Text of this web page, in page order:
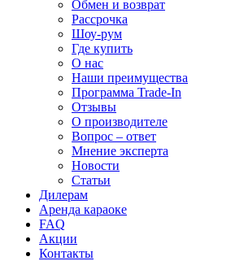
Обмен и возврат
Рассрочка
Шоу-рум
Где купить
О нас
Наши преимущества
Программа Trade-In
Отзывы
О производителе
Вопрос – ответ
Мнение эксперта
Новости
Статьи
Дилерам
Аренда караоке
FAQ
Акции
Контакты